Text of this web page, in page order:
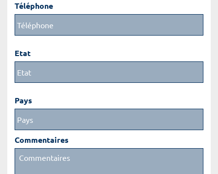
Téléphone
Etat
Pays
Commentaires